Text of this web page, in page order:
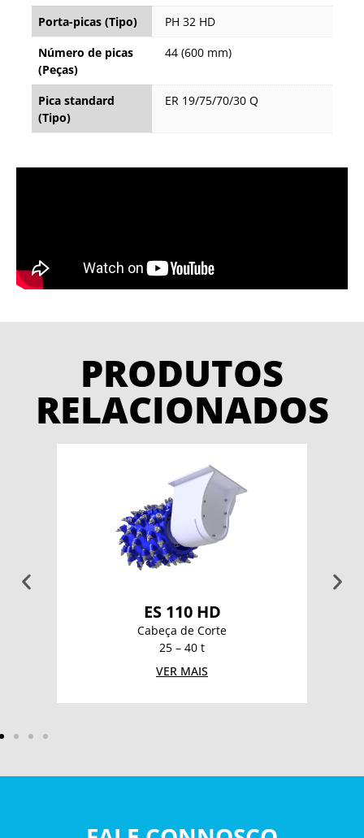
Porta-picas (Tipo)
PH 32 HD
Número de picas
(Peças)
44 (600 mm)
Pica standard
(Tipo)
ER 19/75/70/30 Q
PRODUTOS
RELACIONADOS
ES 110 HD
Cabeça de Corte
25 – 40 t
VER MAIS